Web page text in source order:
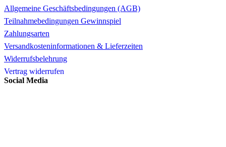
Allgemeine Geschäftsbedingungen (AGB)
Teilnahmebedingungen Gewinnspiel
Zahlungsarten
Versandkosteninformationen & Lieferzeiten
Widerrufsbelehrung
Vertrag widerrufen
Social Media